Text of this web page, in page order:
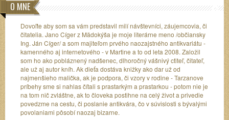
O MNE
Dovoľte aby som sa vám predstavil milí návštevníci, záujemcovia, či
čitatelia. Jano Cíger z Mädokýša je moje literárne meno /občiansky
Ing. Ján Cíger/ a som majiteľom prvého naozajstného antikvariátu -
kamenného aj internetového - v Martine a to od leta 2008. Založil
som ho ako pobláznený nadšenec, dlhoročný vášnivý ctiteľ, čitateľ,
ale už aj autor kníh. Ak dieťa dostáva knižky ako dar už od
najmenšieho malička, ak je podpora, či vzory v rodine - Tarzanove
príbehy sme si nahlas čítali s prastarkým a prastarkou - potom nie je
na tom nič zvláštne, ak to človeka postihne na celý život a privedie
povedzme na cestu, či poslanie antikvára, čo v súvislosti s bývalými
povolaniami pôsobí naozaj bizarne.